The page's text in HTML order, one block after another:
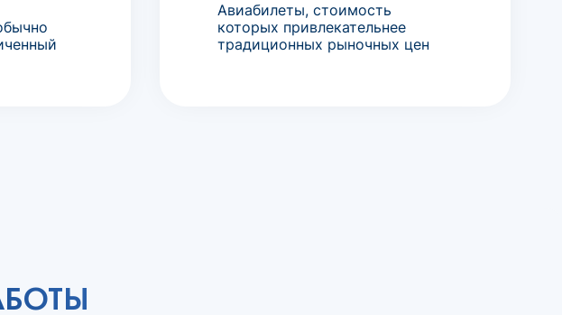
Авиабилеты, стоимость
которых привлекательнее
традиционных рыночных цен